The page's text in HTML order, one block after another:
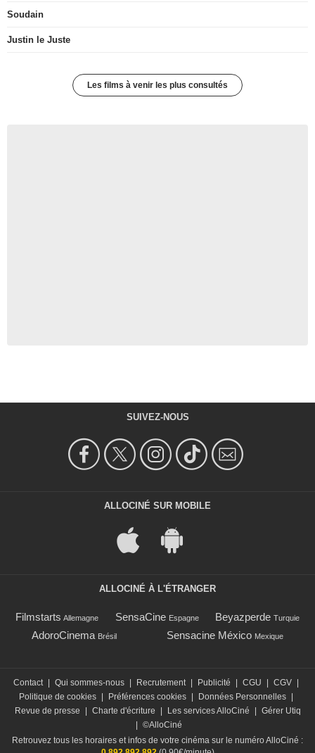
Soudain
Justin le Juste
Les films à venir les plus consultés
SUIVEZ-NOUS
ALLOCINÉ SUR MOBILE
ALLOCINÉ À L'ÉTRANGER
Filmstarts Allemagne SensaCine Espagne Beyazperde Turquie
AdoroCinema Brésil Sensacine México Mexique
Contact Qui sommes-nous Recrutement Publicité CGU CGV
Politique de cookies
Préférences cookies Données Personnelles
Revue de presse
Charte d'écriture Les services AlloCiné
Gérer Utiq
©AlloCiné
Retrouvez tous les horaires et infos de votre cinéma sur le numéro AlloCiné :